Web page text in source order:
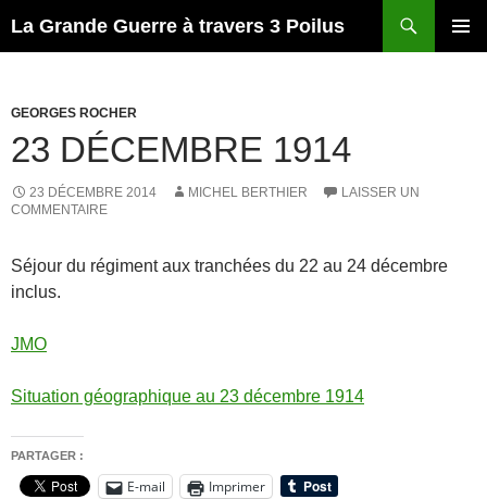
La Grande Guerre à travers 3 Poilus
GEORGES ROCHER
23 DÉCEMBRE 1914
23 DÉCEMBRE 2014 MICHEL BERTHIER
LAISSER UN
COMMENTAIRE
Séjour du régiment aux tranchées du 22 au 24 décembre
inclus.
JMO
Situation géographique au 23 décembre 1914
PARTAGER :
E-mail Imprimer